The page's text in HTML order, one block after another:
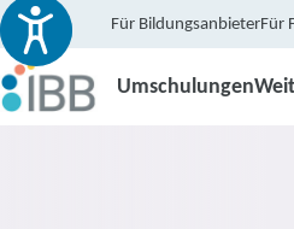
Für BildungsanbieterFür
Umschulungen